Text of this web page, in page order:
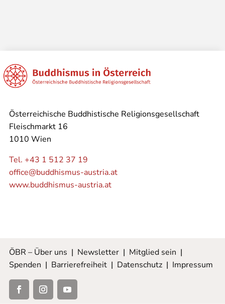
Österreichische Buddhistische Religionsgesellschaft
Fleischmarkt 16
1010 Wien
Tel. +43 1 512 37 19
office@buddhismus-austria.at
www.buddhismus-austria.at
ÖBR – Über uns | Newsletter| Mitglied sein |
Spenden | Barrierefreiheit| Datenschutz| Impressum